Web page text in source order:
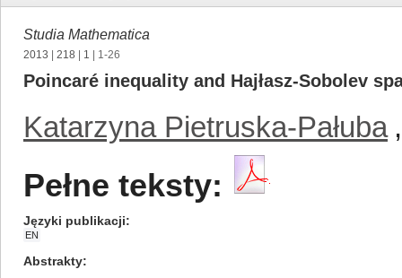
Studia Mathematica
2013 218 1 | 1-26
Poincaré inequality and Hajłasz-Sobolev
Katarzyna Pietruska-Pałuba ,
Pełne teksty:
Języki publikacji
EN
Abstrakty